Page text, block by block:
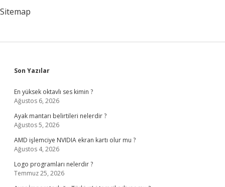
Sitemap
Sidebar
Son Yazılar
En yüksek oktavlı ses kimin ?
Ağustos 6, 2026
Ayak mantarı belirtileri nelerdir ?
Ağustos 5, 2026
AMD işlemciye NVIDIA ekran kartı olur mu ?
Ağustos 4, 2026
Logo programları nelerdir ?
Temmuz 25, 2026